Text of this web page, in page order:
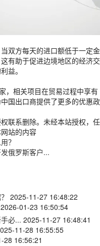
双方每天的进口额低于一定金
有助于促进边境地区的经济交
益。
，相关项目在贸易过程中享有
国出口商提供了更多的优惠政
联系删除。未经本站授权，任
站的内容
？
俄罗斯客户...
2025-11-27 16:48:22
2026-01-23 16:50:54
必... 2025-11-27 16:48:41
11-28 16:55:55
28 16:56:21